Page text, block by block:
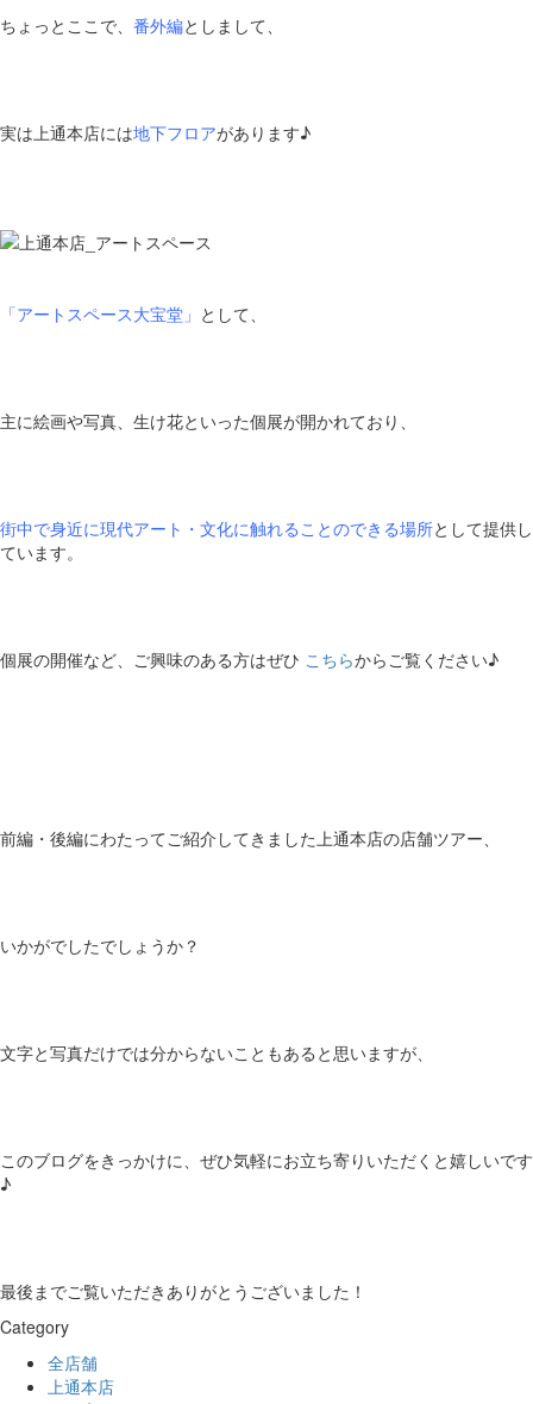
ちょっとここで、 番外編としまして、
実は上通本店には地下フロアがあります♪
「アートスペース大宝堂」 として、
主に絵画や写真、生け花といった個展が開かれており、
街中で身近に現代アート・文化に触れることのできる場所として提供し
ています。
個展の開催など、ご興味のある方はぜひ こちらからご覧ください♪
前編・後編にわたってご紹介してきました上通本店の店舗ツアー、
いかがでしたでしょうか？
文字と写真だけでは分からないこともあると思いますが、
このブログをきっかけに、ぜひ気軽にお立ち寄りいただくと嬉しいです
♪
最後までご覧いただきありがとうございました！
Category
全店舗
上通本店